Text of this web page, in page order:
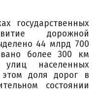
государственных
дорожной
44 млрд 700
более 300 км
улиц населенных
доля дорог в
состоянии